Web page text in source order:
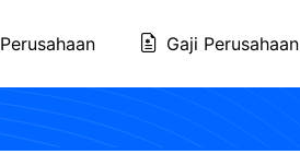
Perusahaan Gaji Perusahaan